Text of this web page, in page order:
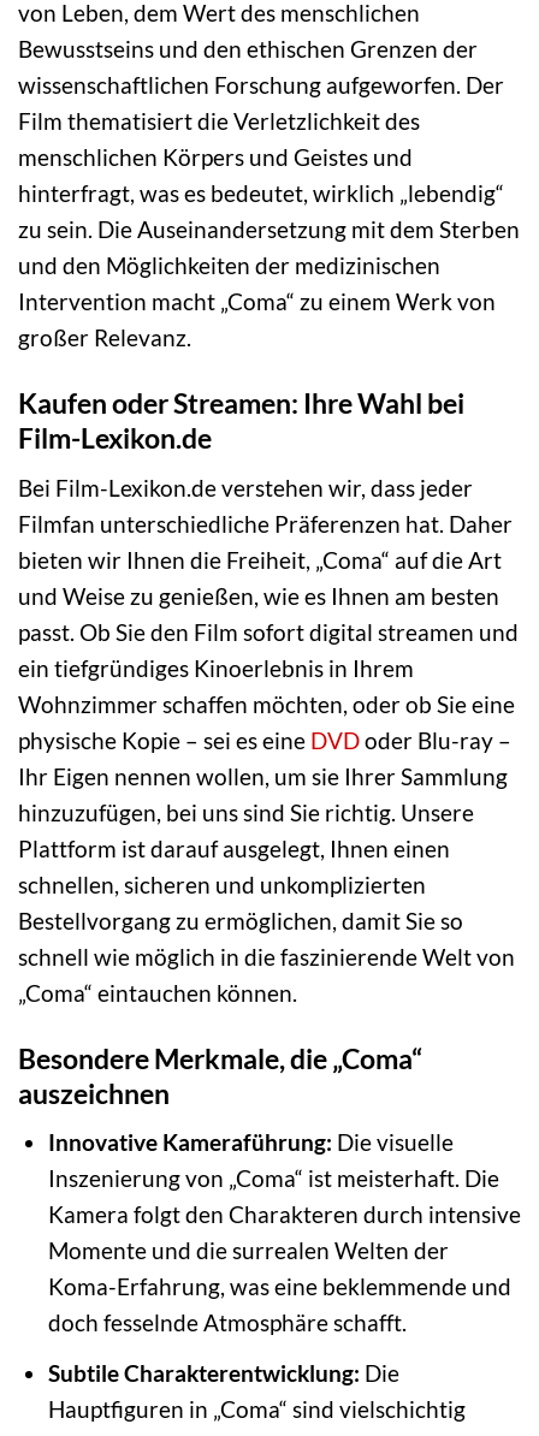
von Leben, dem Wert des menschlichen
Bewusstseins und den ethischen Grenzen der
wissenschaftlichen Forschung aufgeworfen. Der
Film thematisiert die Verletzlichkeit des
menschlichen Körpers und Geistes und
hinterfragt, was es bedeutet, wirklich „lebendig“
zu sein. Die Auseinandersetzung mit dem Sterben
und den Möglichkeiten der medizinischen
Intervention macht „Coma“ zu einem Werk von
großer Relevanz.
Kaufen oder Streamen: Ihre Wahl bei
Film-Lexikon.de
Bei Film-Lexikon.de verstehen wir, dass jeder
Filmfan unterschiedliche Präferenzen hat. Daher
bieten wir Ihnen die Freiheit, „Coma“ auf die Art
und Weise zu genießen, wie es Ihnen am besten
passt. Ob Sie den Film sofort digital streamen und
ein tiefgründiges Kinoerlebnis in Ihrem
Wohnzimmer schaffen möchten, oder ob Sie eine
physische Kopie – sei es eine DVDoder Blu-ray –
Ihr Eigen nennen wollen, um sie Ihrer Sammlung
hinzuzufügen, bei uns sind Sie richtig. Unsere
Plattform ist darauf ausgelegt, Ihnen einen
schnellen, sicheren und unkomplizierten
Bestellvorgang zu ermöglichen, damit Sie so
schnell wie möglich in die faszinierende Welt von
„Coma“ eintauchen können.
Besondere Merkmale, die „Coma“
auszeichnen
Innovative Kameraführung: Die visuelle
Inszenierung von „Coma“ ist meisterhaft. Die
Kamera folgt den Charakteren durch intensive
Momente und die surrealen Welten der
Koma-Erfahrung, was eine beklemmende und
doch fesselnde Atmosphäre schafft.
Subtile Charakterentwicklung: Die
Hauptfiguren in „Coma“ sind vielschichtig